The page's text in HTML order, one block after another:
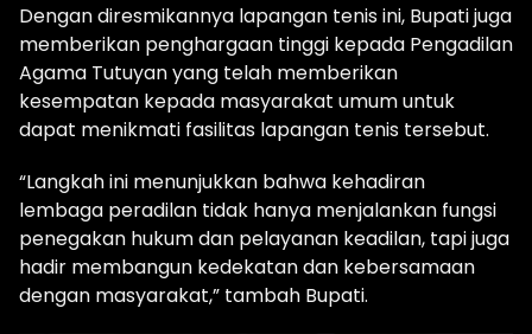
Dengan diresmikannya lapangan tenis ini, Bupati juga
memberikan penghargaan tinggi kepada Pengadilan
Agama Tutuyan yang telah memberikan
kesempatan kepada masyarakat umum untuk
dapat menikmati fasilitas lapangan tenis tersebut.
“Langkah ini menunjukkan bahwa kehadiran
lembaga peradilan tidak hanya menjalankan fungsi
penegakan hukum dan pelayanan keadilan, tapi juga
hadir membangun kedekatan dan kebersamaan
dengan masyarakat,” tambah Bupati.